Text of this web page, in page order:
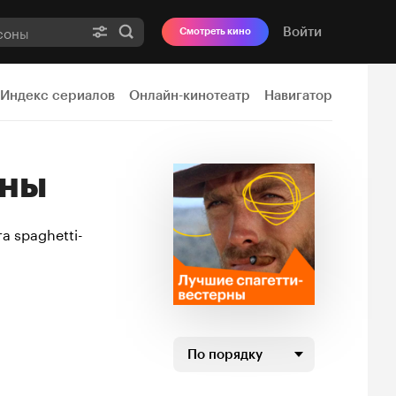
Смотреть кино Войти
Индекс сериалов Онлайн-кинотеатр Навигатор
spaghetti-
По порядку